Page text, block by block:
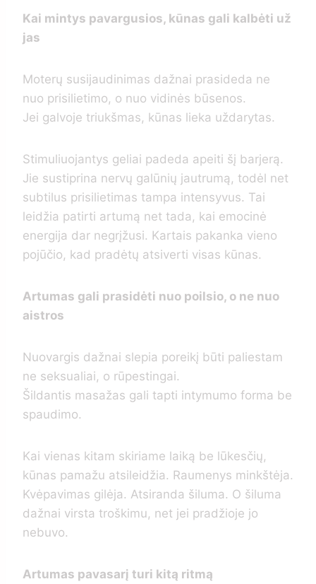
Kai mintys pavargusios, kūnas gali kalbėti už
jas
Moterų susijaudinimas dažnai prasideda ne
nuo prisilietimo, o nuo vidinės būsenos.
Jei galvoje triukšmas, kūnas lieka uždarytas.
Stimuliuojantys geliai padeda apeiti šį barjerą.
Jie sustiprina nervų galūnių jautrumą, todėl net
subtilus prisilietimas tampa intensyvus. Tai
leidžia patirti artumą net tada, kai emocinė
energija dar negrįžusi. Kartais pakanka vieno
pojūčio, kad pradėtų atsiverti visas kūnas.
Artumas gali prasidėti nuo poilsio, o ne nuo
aistros
Nuovargis dažnai slepia poreikį būti paliestam
ne seksualiai, o rūpestingai.
Šildantis masažas gali tapti intymumo forma be
spaudimo.
Kai vienas kitam skiriame laiką be lūkesčių,
kūnas pamažu atsileidžia. Raumenys minkštėja.
Kvėpavimas gilėja. Atsiranda šiluma. O šiluma
dažnai virsta troškimu, net jei pradžioje jo
nebuvo.
Artumas pavasarį turi kitą ritmą